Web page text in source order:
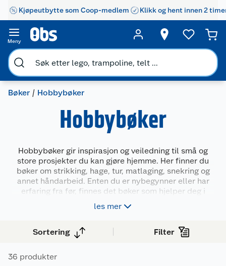
Kjøpeutbytte som Coop-medlem Klikk og hent innen 2
Meny
Bøker Hobbybøker
Hobbybøker
Hobbybøker gir inspirasjon og veiledning til små og
store prosjekter du kan gjøre hjemme. Her finner du
bøker om strikking, hage, tur, matlaging, snekring og
annet håndarbeid. Enten du er nybegynner eller har
erfaring fra før, finnes det bøker som hjelper deg i
gang og holder motivasjonen oppe. Du kan velge blant
mange ulike temaer og nivåer – for både voksne og
les mer
Sortering Filter
36 produkter